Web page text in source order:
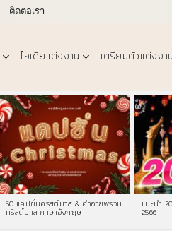
ติดต่อเรา
ไอเดียแต่งงาน เตรียมตัวแต่งงาน
50 แคปชั่นคริสต์มาส & คําอวยพรวัน
คริสต์มาส ภาษาอังกฤษ
แนะนำ
2566